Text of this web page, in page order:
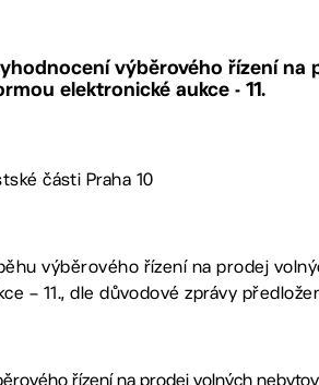
výběrového řízení na
elektronické aukce - 11.
části Praha 10
výběrového řízení na prodej
– 11., dle důvodové zprávy
řízení na prodej volných